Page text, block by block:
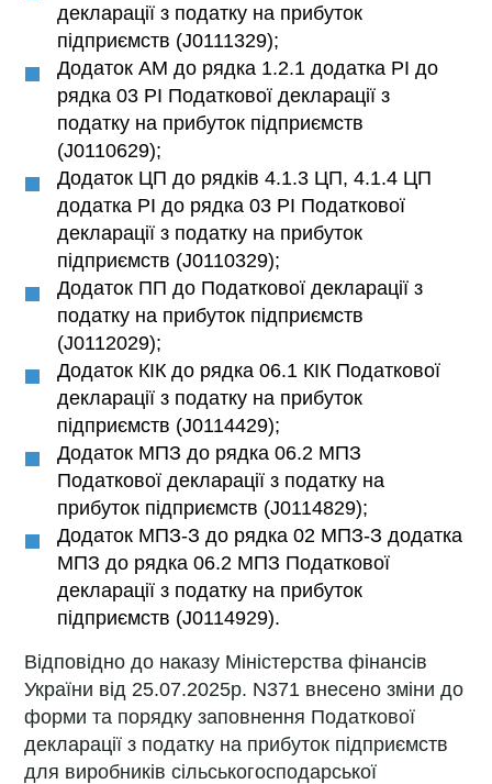
декларації з податку на прибуток
підприємств (J0111329);
Додаток АМ до рядка 1.2.1 додатка РІ до
рядка 03 РІ Податкової декларації з
податку на прибуток підприємств
(J0110629);
Додаток ЦП до рядків 4.1.3 ЦП, 4.1.4 ЦП
додатка РІ до рядка 03 РІ Податкової
декларації з податку на прибуток
підприємств (J0110329);
Додаток ПП до Податкової декларації з
податку на прибуток підприємств
(J0112029);
Додаток КІК до рядка 06.1 КІК Податкової
декларації з податку на прибуток
підприємств (J0114429);
Додаток МПЗ до рядка 06.2 МПЗ
Податкової декларації з податку на
прибуток підприємств (J0114829);
Додаток МПЗ-З до рядка 02 МПЗ-З додатка
МПЗ до рядка 06.2 МПЗ Податкової
декларації з податку на прибуток
підприємств (J0114929).
Відповідно до наказу Міністерства фінансів
України від 25.07.2025р. N371 внесено зміни до
форми та порядку заповнення Податкової
декларації з податку на прибуток підприємств
для виробників сільськогосподарської